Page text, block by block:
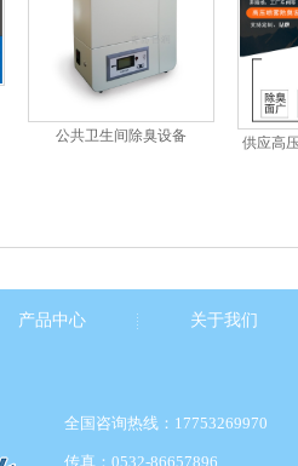
公共卫生间除臭设备
供应高
产品中心 关于我们
全国咨询热线：17753269970
传真：0532-86657896